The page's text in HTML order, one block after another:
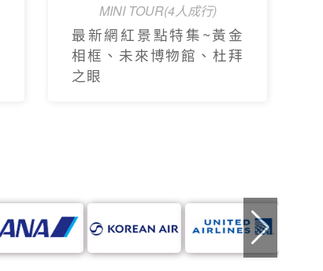
MINI TOUR(4人成行)
最新網紅景點特集~黃金
相框、未來博物館、杜拜
之眼